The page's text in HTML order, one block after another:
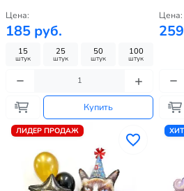
Цена:
185 руб.
15
штук
25
штук
50
штук
100
штук
Купить
Цена:
ЛИДЕР ПРОДАЖ ХИТ